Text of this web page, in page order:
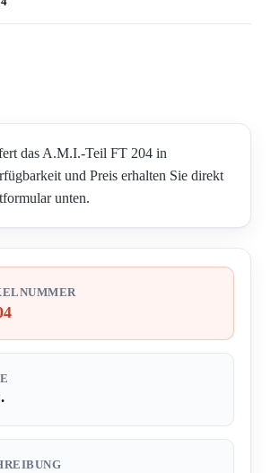
das A.M.I.-Teil FT 204 in
und Preis erhalten Sie direkt
unten.